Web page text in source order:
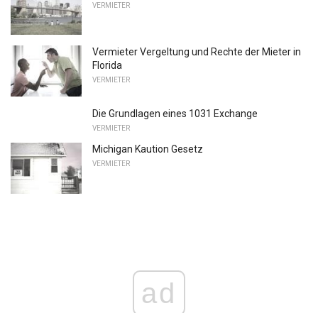
VERMIETER
Vermieter Vergeltung und Rechte der Mieter in
Florida
VERMIETER
Die Grundlagen eines 1031 Exchange
VERMIETER
Michigan Kaution Gesetz
VERMIETER
ad